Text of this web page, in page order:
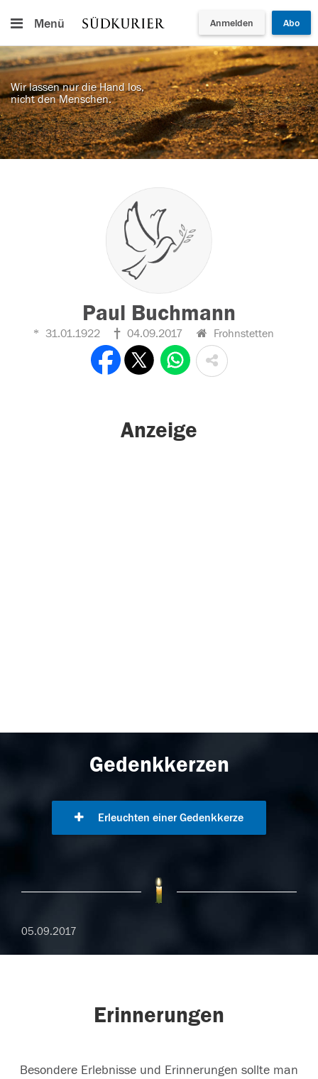
Menü Anmelden Abo
Wir lassen nur die Hand los,
nicht den Menschen.
Paul Buchmann
31.01.1922 04.09.2017 Frohnstetten
Anzeige
Gedenkkerzen
Erleuchten einer Gedenkkerze
05.09.2017
Erinnerungen
Besondere Erlebnisse und Erinnerungen sollte man